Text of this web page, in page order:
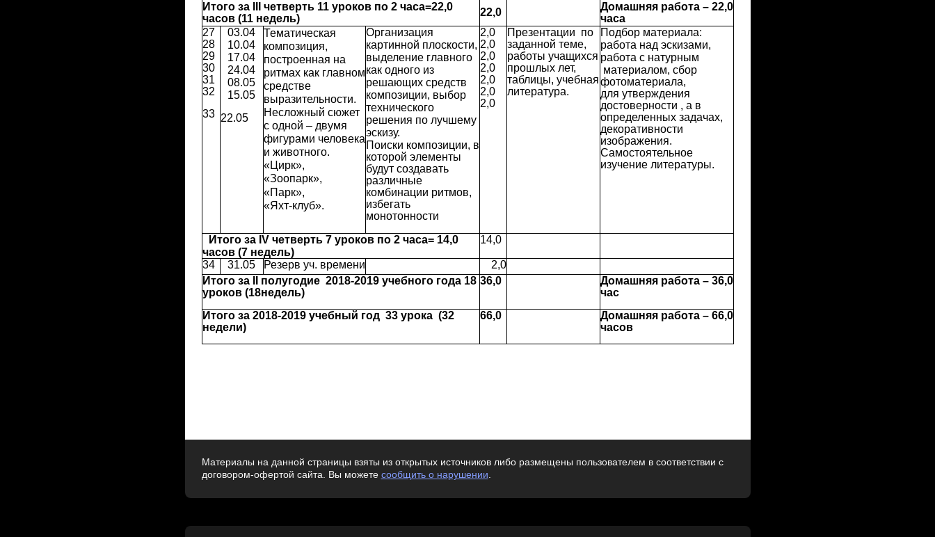
Итого за III четверть 11 уроков по 2 часа=22,0
часов (11 недель)
22,0
Домашняя работа – 22,0
часа
27
28
29
30
31
32
33
03.04
10.04
17.04
24.04
08.05
15.05
22.05
Тематическая
композиция,
построенная на
ритмах как главном
средстве
выразительности.
Несложный сюжет
с одной – двумя
фигурами человека
и животного.
«Цирк»,
«Зоопарк»,
«Парк»,
«Яхт-клуб».
Организация
картинной плоскости,
выделение главного
как одного из
решающих средств
композиции, выбор
технического
решения по лучшему
эскизу.
Поиски композиции, в
которой элементы
будут создавать
различные
комбинации ритмов,
избегать
монотонности
2,0
2,0
2,0
2,0
2,0
2,0
2,0
Презентации по
заданной теме,
работы учащихся
прошлых лет,
таблицы, учебная
литература.
Подбор материала:
работа над эскизами,
работа с натурным
материалом, сбор
фотоматериала,
для утверждения
достоверности , а в
определенных задачах,
декоративности
изображения.
Самостоятельное
изучение литературы.
Итого за IV четверть 7 уроков по 2 часа= 14,0
часов (7 недель)
14,0
34 31.05 Резерв уч. времени
2,0
Итого за II полугодие 2018-2019 учебного года 18
уроков (18недель)
36,0
Домашняя работа – 36,0
час
Итого за 2018-2019 учебный год 33 урока (32
недели)
66,0
Домашняя работа – 66,0
часов
Материалы на данной страницы взяты из открытых источников либо размещены пользователем в соответствии с
договором-офертой сайта. Вы можете сообщить о нарушении.